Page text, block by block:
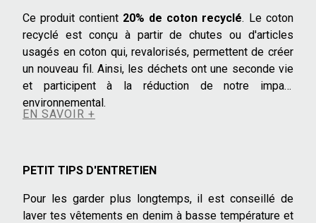
Ce produit contient 20% de coton recyclé. Le coton
recyclé est conçu à partir de chutes ou d'articles
usagés en coton qui, revalorisés, permettent de créer
un nouveau fil. Ainsi, les déchets ont une seconde vie
et participent à la réduction de notre impact
environnemental.
EN SAVOIR +
PETIT TIPS D'ENTRETIEN
Pour les garder plus longtemps, il est conseillé de
laver tes vêtements en denim à basse température et